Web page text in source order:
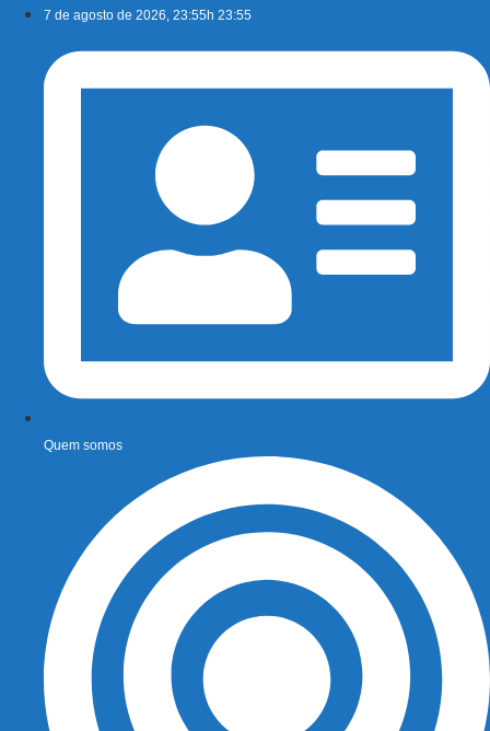
conteúdo
7 de agosto de 2026, 23:55h 23:55
Quem somos